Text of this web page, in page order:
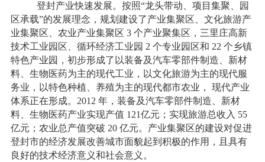
登封产业快速发展。按照“龙头带动、项目集聚、园
区承载”的发展理念，规划建设了产业集聚区、文化旅游产
业集聚区、农业产业集聚区 3 个产业聚集区，三里庄高新
技术工业园区、循环经济工业园 2 个专业园区和 22 个乡镇
特色产业园，初步形成了以装备及汽车零部件制造、新材
料、生物医药为主的现代工业，以文化旅游为主的现代服
务业，以特色种植、养殖为主的现代都市农业， 现代产业
体系正在形成。2012 年，装备及汽车零部件制造、新材
料、生物医药产业实现产值 121亿元；实现旅游总收入 55
亿元；农业总产值突破 20 亿元。产业集聚区的建设对促进
登封市的经济发展改善城市面貌起到积极的作用，且具有
良好的技术经济意义和社会意义。